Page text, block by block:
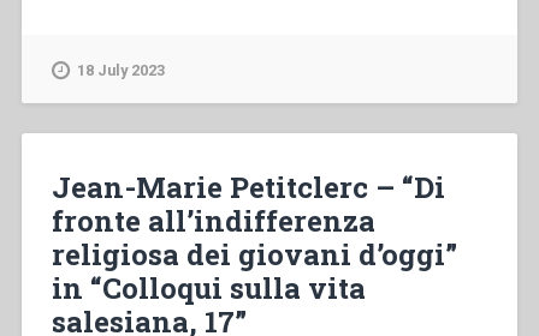
di
azione
pastorale”
“Colloqui
sulla
18 July 2023
Jean-Marie Petitclerc – “Di
fronte all’indifferenza
religiosa dei giovani d’oggi”
in “Colloqui sulla vita
salesiana, 17”